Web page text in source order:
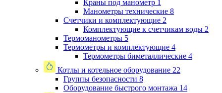
Краны под манометр 1
Манометры технические 8
Счетчики и комплектующие 2
Комплектующие к счетчикам воды 2
Термоманометры 5
Термометры и комплектующие 4
Термометры биметаллические 4
Котлы и котельное оборудование 22
Группы безопасности 8
Оборудование быстрого монтажа 14